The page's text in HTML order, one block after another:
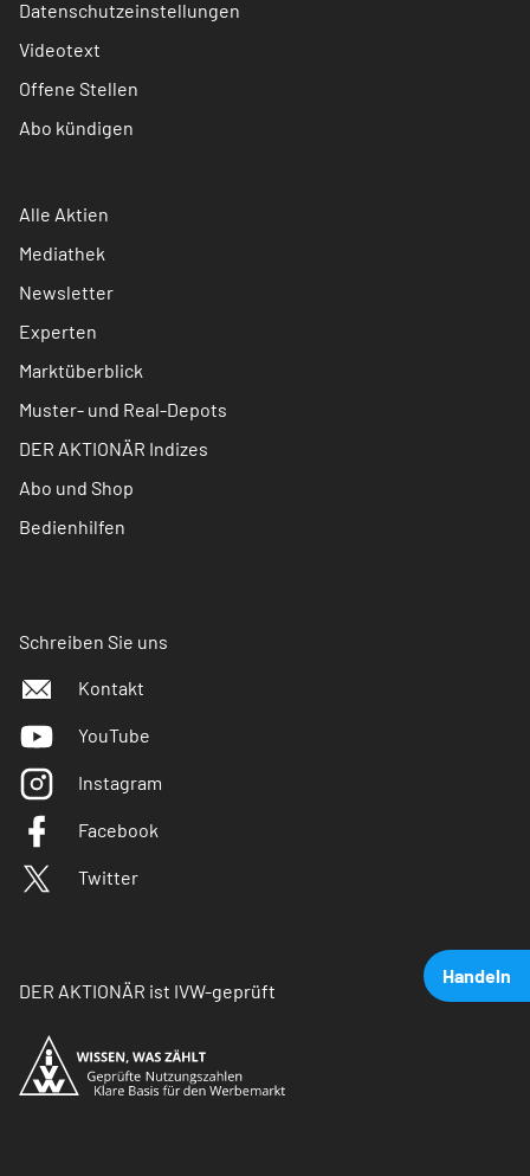
Handeln
Datenschutzeinstellungen
Videotext
Offene Stellen
Abo kündigen
Alle Aktien
Mediathek
Newsletter
Experten
Marktüberblick
Muster- und Real-Depots
DER AKTIONÄR Indizes
Abo und Shop
Bedienhilfen
Schreiben Sie uns
Kontakt
YouTube
Instagram
Facebook
Twitter
DER AKTIONÄR ist IVW-geprüft